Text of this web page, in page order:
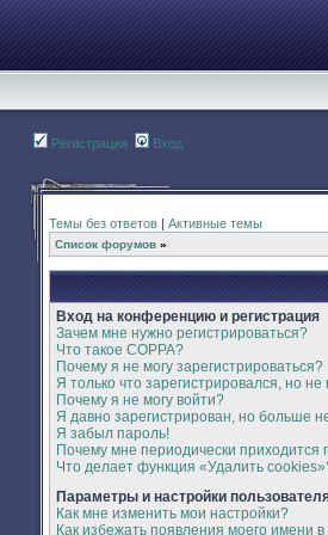
Регистрация Вход
Темы без ответов | Активные темы
Список форумов »
Вход на конференцию и регистрация
Зачем мне нужно регистрироваться?
Что такое COPPA?
Почему я не могу зарегистрироваться?
Я только что зарегистрировался, но не
Почему я не могу войти?
Я давно зарегистрирован, но больше
Я забыл пароль!
Почему мне периодически приходится
Что делает функция «Удалить
Параметры и настройки
Как мне изменить мои настройки?
Как избежать появления моего имени